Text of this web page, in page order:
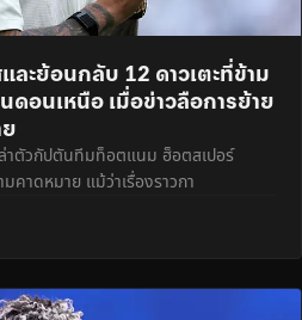
ละย้อนกลับ 12 ดาวเตะที่ข้าม
อนเหนือ เมื่อข่าวลือการย้าย
ล่าตัวกัปตันทีมท็อตแนม ฮ็อตสเปอร์
มคาดหมาย แม้ว่าเรื่องราวกา